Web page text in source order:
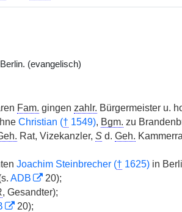
(evangelisch)
Fam. gingen zahlr. Bürgermeister u.
Christian († 1549), Bgm. zu
Rat, Vizekanzler, Sd. Geh.
Joachim Steinbrecher († 1625)in
ADB
20);
, Gesandter);
20);